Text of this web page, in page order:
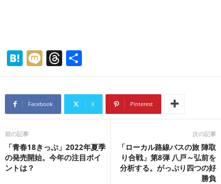
H
at
e
n
a
M
ixi
T
hr
e
d
有
Facebook X Pinterest
前の記事
「青春18きっぷ」2022年夏季
の発売開始。今年の注目ポイ
ントは？
次の記事
「ローカル路線バスの旅 陣取
り合戦」第8弾 八戸～弘前を
分析する。がっぷり四つの好
勝負